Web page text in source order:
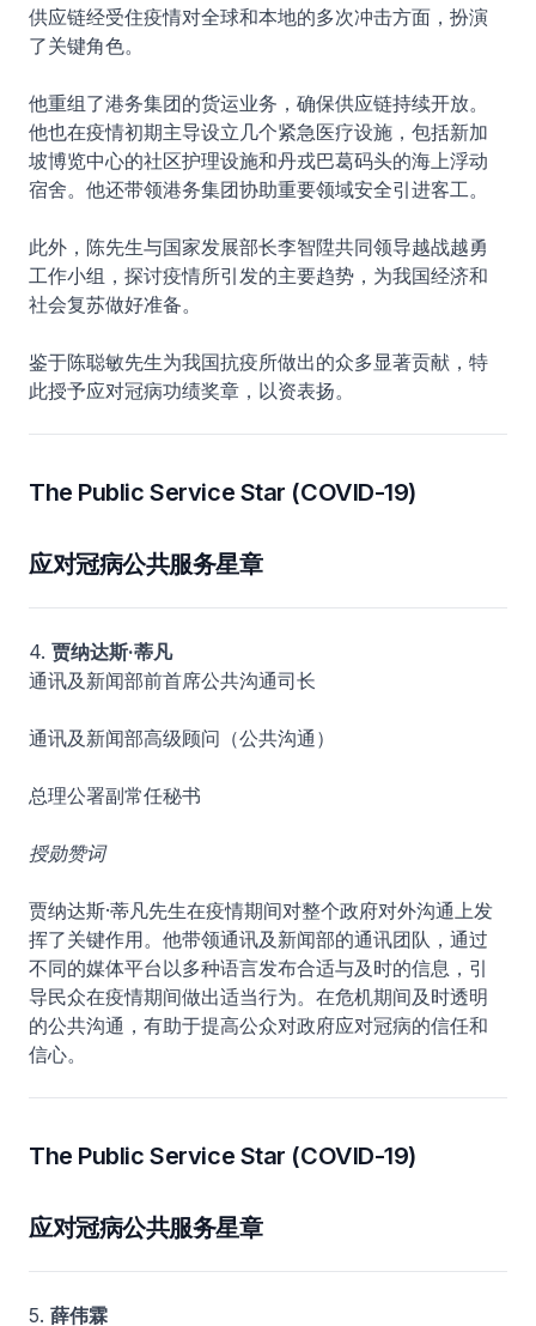
供应链经受住疫情对全球和本地的多次冲击方面，扮演
了关键角色。
他重组了港务集团的货运业务，确保供应链持续开放。
他也在疫情初期主导设立几个紧急医疗设施，包括新加
坡博览中心的社区护理设施和丹戎巴葛码头的海上浮动
宿舍。他还带领港务集团协助重要领域安全引进客工。
此外，陈先生与国家发展部长李智陞共同领导越战越勇
工作小组，探讨疫情所引发的主要趋势，为我国经济和
社会复苏做好准备。
鉴于陈聪敏先生为我国抗疫所做出的众多显著贡献，特
此授予应对冠病功绩奖章，以资表扬。
The Public Service Star (COVID-19)
应对冠病公共服务星章
4. 贾纳达斯·蒂凡
通讯及新闻部前首席公共沟通司长
通讯及新闻部高级顾问（公共沟通）
总理公署副常任秘书
授勋赞词
贾纳达斯·蒂凡先生在疫情期间对整个政府对外沟通上发
挥了关键作用。他带领通讯及新闻部的通讯团队，通过
不同的媒体平台以多种语言发布合适与及时的信息，引
导民众在疫情期间做出适当行为。在危机期间及时透明
的公共沟通，有助于提高公众对政府应对冠病的信任和
信心。
The Public Service Star (COVID-19)
应对冠病公共服务星章
5. 薛伟霖